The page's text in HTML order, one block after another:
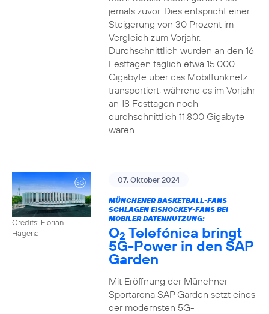
jemals zuvor. Dies entspricht einer
Steigerung von 30 Prozent im
Vergleich zum Vorjahr.
Durchschnittlich wurden an den 16
Festtagen täglich etwa 15.000
Gigabyte über das Mobilfunknetz
transportiert, während es im Vorjahr
an 18 Festtagen noch
durchschnittlich 11.800 Gigabyte
waren.
Credits: Florian
Hagena
07. Oktober 2024
MÜNCHENER BASKETBALL-FANS
SCHLAGEN EISHOCKEY-FANS BEI
MOBILER DATENNUTZUNG:
O2 Telefónica bringt
5G-Power in den SAP
Garden
Mit Eröffnung der Münchner
Sportarena SAP Garden setzt eines
der modernsten 5G-